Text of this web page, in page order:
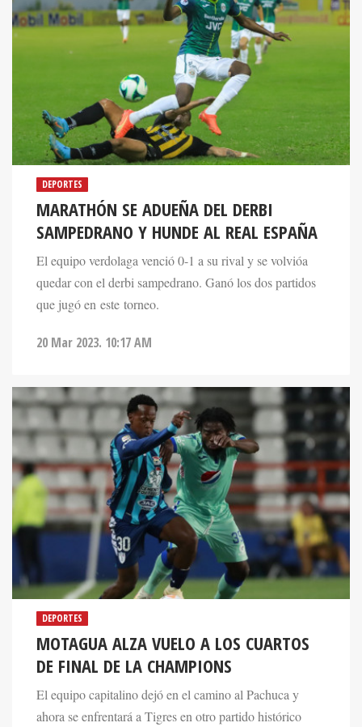
DEPORTES
MARATHÓN SE ADUEÑA DEL DERBI
SAMPEDRANO Y HUNDE AL REAL ESPAÑA
El equipo verdolaga venció 0-1 a su rival y se volvióa
quedar con el derbi sampedrano. Ganó los dos partidos
que jugó en este torneo.
20 Mar 2023. 10:17 AM
DEPORTES
MOTAGUA ALZA VUELO A LOS CUARTOS
DE FINAL DE LA CHAMPIONS
El equipo capitalino dejó en el camino al Pachuca y
ahora se enfrentará a Tigres en otro partido histórico